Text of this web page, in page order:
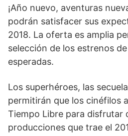
¡Año nuevo, aventuras
podrán satisfacer sus
2018. La oferta es amplia
selección de los estrenos
esperadas.
Los superhéroes, las
permitirán que los cinéfilos
Tiempo Libre para disfrutar
producciones que trae el